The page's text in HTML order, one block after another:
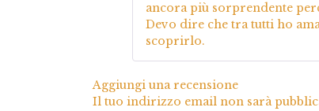
ancora più sorprendente
Devo dire che tra tutti ho
scoprirlo.
Aggiungi una recensione
Il tuo indirizzo email non sarà